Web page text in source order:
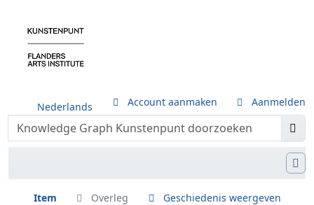
Nederlands Account aanmaken Aanmelden
Item Overleg Geschiedenis weergeven